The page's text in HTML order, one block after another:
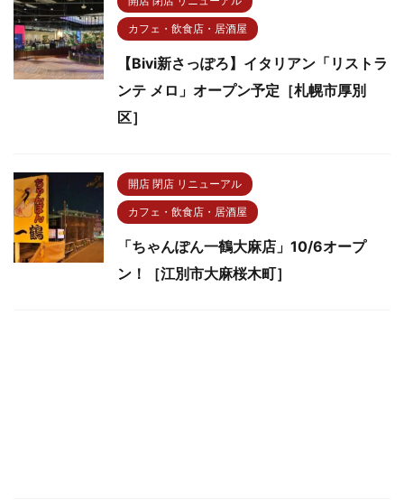
カフェ・飲食店・居酒屋
【Bivi新さっぽろ】イタリアン「リストラ
ンテ メロ」オープン予定［札幌市厚別
区］
開店 閉店 リニューアル
カフェ・飲食店・居酒屋
「ちゃんぽん一鶴大麻店」10/6オープ
ン！［江別市大麻桜木町］